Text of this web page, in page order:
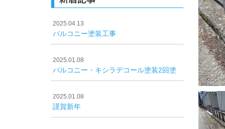
2025.04.13
バルコニー塗装工事
2025.01.08
バルコニー・キシラデコール塗装2回塗
2025.01.08
謹賀新年